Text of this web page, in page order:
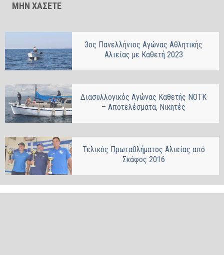
ΜΗΝ ΧΑΣΕΤΕ
3ος Πανελλήνιος Αγώνας Αθλητικής
Αλιείας με Καθετή 2023
Διασυλλογικός Αγώνας Καθετής ΝΟΤΚ
– Αποτελέσματα, Νικητές
Τελικός Πρωταθλήματος Αλιείας από
Σκάφος 2016